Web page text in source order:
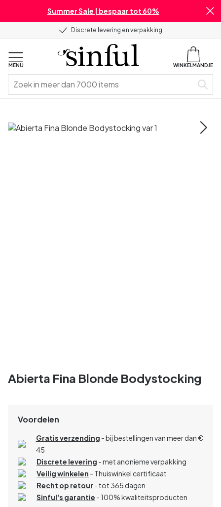
Summer Sale | bespaar tot 60%
Discrete levering en verpakking
MENU WINKELMANDJE
Abierta Fina Blonde Bodystocking
Voordelen
Gratis verzending - bij bestellingen van meer dan €
45
Discrete levering - met anonieme verpakking
Veilig winkelen - Thuiswinkel certificaat
Recht op retour - tot 365 dagen
Sinful's garantie - 100% kwaliteitsproducten